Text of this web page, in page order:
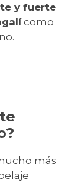
y fuerte
como
más